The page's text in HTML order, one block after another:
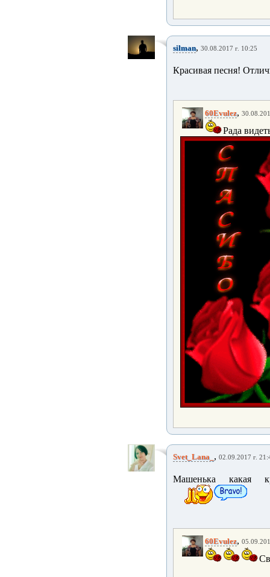
silman, 30.08.2017 г. 10:25
Красивая песня!
60Evulez,
Рада
Svet_Lana_ , 02.09.2017 г.
Машенька какая
60Evulez,